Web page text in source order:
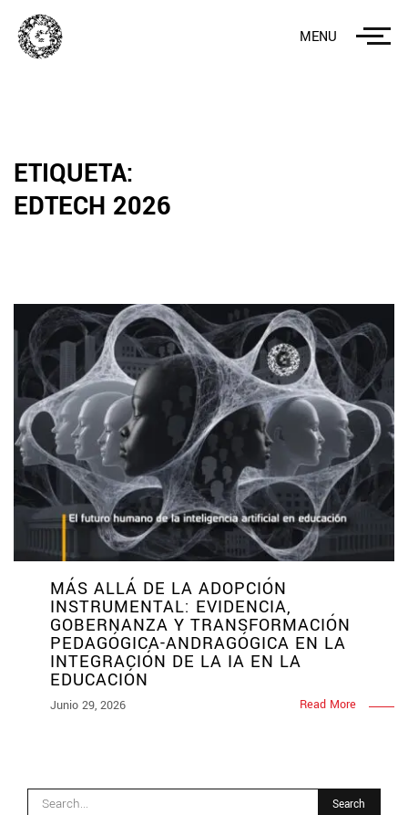
MENU
ETIQUETA:
EDTECH 2026
MÁS ALLÁ DE LA ADOPCIÓN
INSTRUMENTAL: EVIDENCIA,
GOBERNANZA Y TRANSFORMACIÓN
PEDAGÓGICA-ANDRAGÓGICA EN LA
INTEGRACIÓN DE LA IA EN LA
EDUCACIÓN
Junio 29, 2026 Read More